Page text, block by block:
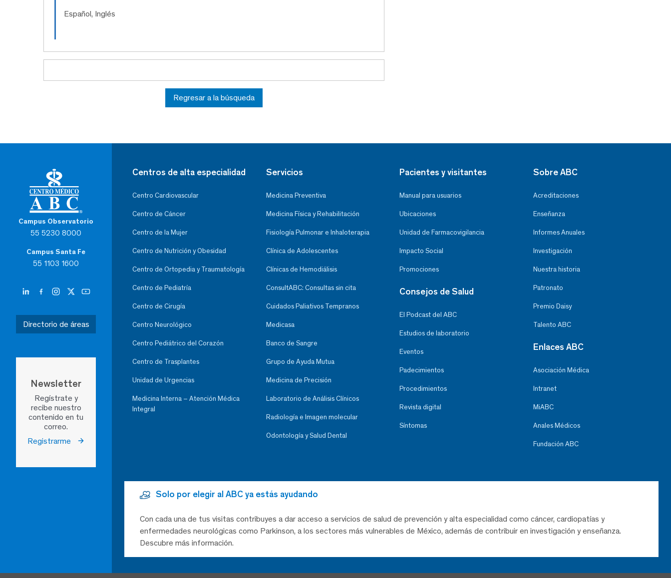
Español, Inglés
Regresar a la búsqueda
Campus Observatorio
55 5230 8000
Campus Santa Fe
55 1103 1600
Directorio de áreas
Newsletter
Regístrate y
recibe nuestro
contenido en tu
correo.
Registrarme
Centros de alta especialidad
Centro Cardiovascular
Centro de Cáncer
Centro de la Mujer
Centro de Nutrición y Obesidad
Centro de Ortopedia y Traumatología
Centro de Pediatría
Centro de Cirugía
Centro Neurológico
Centro Pediátrico del Corazón
Centro de Trasplantes
Unidad de Urgencias
Medicina Interna – Atención Médica
Integral
Servicios
Medicina Preventiva
Medicina Física y Rehabilitación
Fisiología Pulmonar e Inhaloterapia
Clínica de Adolescentes
Clínicas de Hemodiálisis
ConsultABC: Consultas sin cita
Cuidados Paliativos Tempranos
Medicasa
Banco de Sangre
Grupo de Ayuda Mutua
Medicina de Precisión
Laboratorio de Análisis Clínicos
Radiología e Imagen molecular
Odontología y Salud Dental
Pacientes y visitantes
Manual para usuarios
Ubicaciones
Unidad de Farmacovigilancia
Impacto Social
Promociones
Consejos de Salud
El Podcast del ABC
Estudios de laboratorio
Eventos
Padecimientos
Procedimientos
Revista digital
Síntomas
Sobre ABC
Acreditaciones
Enseñanza
Informes Anuales
Investigación
Nuestra historia
Patronato
Premio Daisy
Talento ABC
Enlaces ABC
Asociación Médica
Intranet
MiABC
Anales Médicos
Fundación ABC
Solo por elegir al ABC ya estás ayudando
Con cada una de tus visitas contribuyes a dar acceso a servicios de salud de prevención y alta especialidad como cáncer, cardiopatías y
enfermedades neurológicas como Parkinson, a los sectores más vulnerables de México, además de contribuir en investigación y enseñanza.
Descubre más información.